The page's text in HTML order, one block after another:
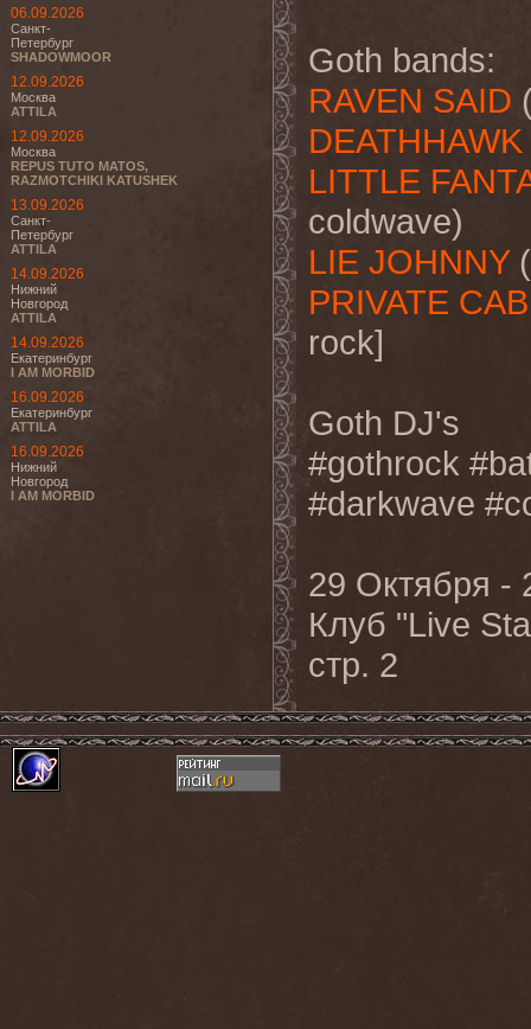
06.09.2026
Санкт-
Петербург
SHADOWMOOR
12.09.2026
Москва
ATTILA
12.09.2026
Москва
REPUS TUTO MATOS,
RAZMOTCHIKI KATUSHEK
13.09.2026
Санкт-
Петербург
ATTILA
14.09.2026
Нижний
Новгород
ATTILA
14.09.2026
Екатеринбург
I AM MORBID
16.09.2026
Екатеринбург
ATTILA
16.09.2026
Нижний
Новгород
I AM MORBID
Goth bands:
RAVEN SAID
DEATHHAWK
LITTLE
coldwave)
LIE JOHNNY
PRIVATE
rock]
Goth DJ's
#gothrock
#darkwave
29 Октября -
Клуб "Live
стр. 2